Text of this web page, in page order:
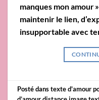
manques mon amour
maintenir le lien,
insupportable avec
Posté danstexte d'amour